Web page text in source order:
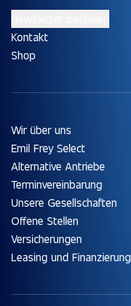
Kontakt
Shop
Wir über uns
Emil Frey Select
Alternative Antriebe
Terminvereinbarung
Unsere Gesellschaften
Offene Stellen
Versicherungen
Leasing und Finanzierung